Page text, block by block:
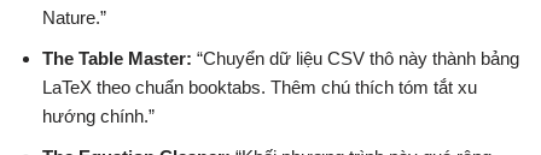
Nature.”
The Table Master: “Chuyển dữ liệu CSV thô này thành bảng
LaTeX theo chuẩn booktabs. Thêm chú thích tóm tắt xu
hướng chính.”